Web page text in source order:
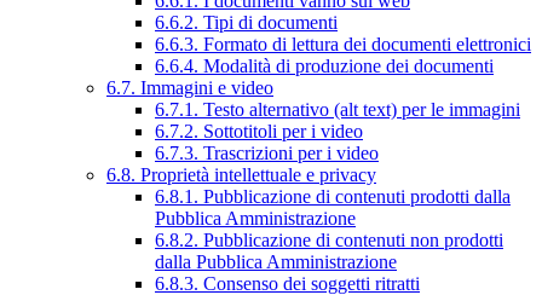
6.6.2. Tipi di documenti
6.6.3. Formato di lettura dei documenti elettronici
6.6.4. Modalità di produzione dei documenti
6.7. Immagini e video
6.7.1. Testo alternativo (alt text) per le immagini
6.7.2. Sottotitoli per i video
6.7.3. Trascrizioni per i video
6.8. Proprietà intellettuale e privacy
6.8.1. Pubblicazione di contenuti prodotti dalla
Pubblica Amministrazione
6.8.2. Pubblicazione di contenuti non prodotti
dalla Pubblica Amministrazione
6.8.3. Consenso dei soggetti ritratti